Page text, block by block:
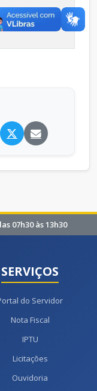
Baixar
07h30 às 13h30
SERVIÇOS
do Servidor
Nota Fiscal
IPTU
Licitações
Ouvidoria